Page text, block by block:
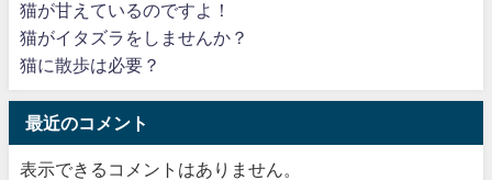
猫が甘えているのですよ！
猫がイタズラをしませんか？
猫に散歩は必要？
最近のコメント
表示できるコメントはありません。